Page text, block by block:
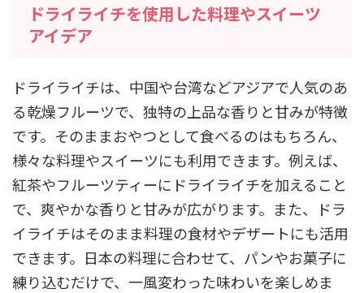
ドライライチを使用した料理やスイーツ
アイデア
ドライライチは、中国や台湾などアジアで人気のあ
る乾燥フルーツで、独特の上品な香りと甘みが特徴
です。そのままおやつとして食べるのはもちろん、
様々な料理やスイーツにも利用できます。例えば、
紅茶やフルーツティーにドライライチを加えること
で、爽やかな香りと甘みが広がります。また、ドラ
イライチはそのまま料理の食材やデザートにも活用
できます。日本の料理に合わせて、パンやお菓子に
練り込むだけで、一風変わった味わいを楽しめま